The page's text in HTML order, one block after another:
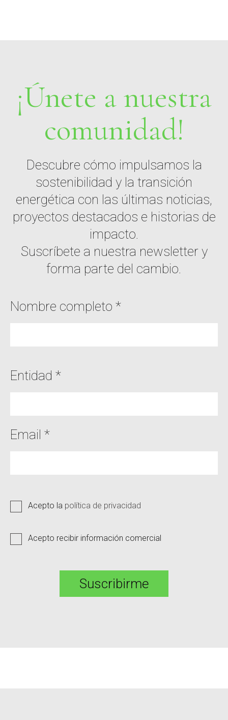
¡Únete a nuestra
comunidad!
Descubre cómo impulsamos la
sostenibilidad y la transición
energética con las últimas noticias,
proyectos destacados e historias de
impacto.
Suscríbete a nuestra newsletter y
forma parte del cambio.
Nombre completo *
Entidad *
Email *
Acepto la política de privacidad
Acepto recibir información comercial